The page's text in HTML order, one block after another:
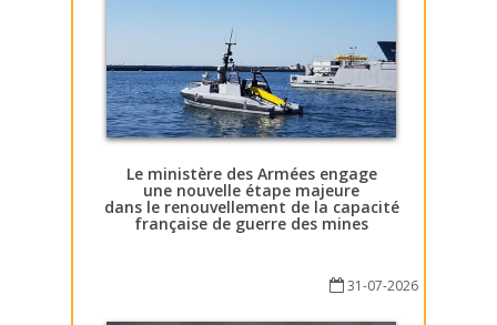
Le ministère des Armées engage
une nouvelle étape majeure
dans le renouvellement de la capacité
française de guerre des mines
31-07-2026